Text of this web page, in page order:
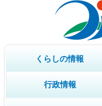
くらしの情報
行政情報